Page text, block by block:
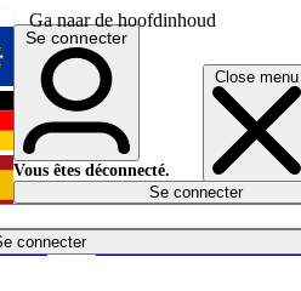
Ga naar de hoofdinhoud
Close menu
connecter
English
Deutsch
Español
Se connecter
Vous êtes déconnecté.
Se connecter